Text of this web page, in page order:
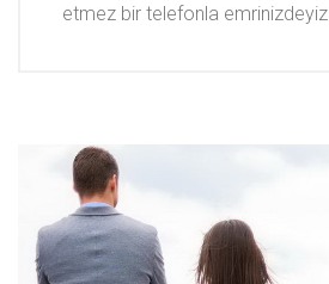
etmez bir telefonla emrinizdeyiz.